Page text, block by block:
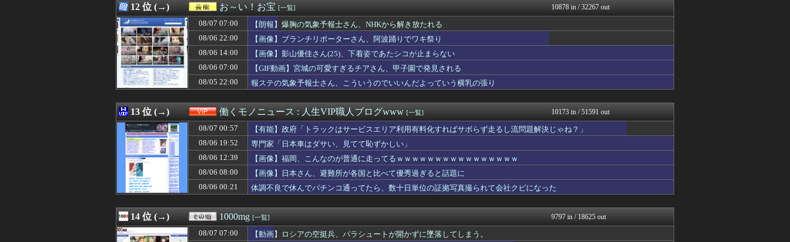
08/07 06:03
【緊急速報】韓国サッカー協会、ガチでワールドカップ予選での審判への性接待がバレ...
【サッカー まとめ】サカラ...
08/07 06:03
【画像】お前の姉ちゃんがこんなパンティみたいな服を着てきたらどうする？
いたしん！
08/07 06:03
何の相談もなく二重整形した彼氏から「怒らないでね」と写真が届いた。大切だった人...
08/07 06:03
ジャンポケ斉藤「同意があったんです。本当です。信じて下さい」 ←何でこの主張が...
08/07 06:02
【悲報】任天堂決算 スイッチ2本体『382万台(前年比34.4%減)』スイッチ...
mutyunのゲーム+αブ...
08/07 06:01
去年10月にゲーミングPC買おうと思ったけどもう少し後でいいやで時期逃したらう...
PCパーツまとめ
08/07 06:01
【画像】『菓子パン』だけ食べてる男の部屋、ガチでエグいwwwwww
08/07 06:01
PCパーツ高すぎて自作する人減ってるよな
08/07 06:01
【育成成功】山口航輝(ロ)、お前らの想像の8倍くらい打ちまくってる
なんJ PRIDE
08/07 06:01
【ウマ娘】あの目をしているドンちゃん。「どんどん美味しく実る…♡」
ウマ娘まとめ速報うまろぐ
08/07 06:00
覇権漫画ワンピースの主人公モンキー・D・ルフィさん、変わり果てた姿で発見される...
ジャンプ速報
08/07 06:00
【FGO】チャイナドレス バーヴァン・シー Fate/GrandOrderのイ...
FGOまとめ速報
08/07 06:00
【ウルトラマン】ウルサマ後期のステージ観てきたんだけど
08/07 06:00
【遊戯王情報】闘いのロード 孔雀舞「城之内克也戦」紹介
スターライト速報 -遊戯王...
08/07 06:00
【ガチ朗報】関東、もう真夏の暑さが終わるかも
オレ的ゲーム速報＠刃
08/07 06:00
ミノルのRUST配信見てたけど、マジでたいじリスナー民度低すぎだろ…
08/07 06:00
【動画】えちえち巨乳JD2人組、川遊び中にチャラ男にナンパされるｗ
妹はVIPPER
08/07 06:00
J1鹿島、公式SNS総フォロワー数が296万人超えでJクラブ最多に 海外発信強...
footballnet【サ...
08/07 06:00
週刊少年ジャンプさん ついに100万部を割ってしまう
Y速報
08/07 06:00
昨季60本塁打・OPS.948の『カル・ローリー』さんの今季の成績
日刊やきう速報
08/07 06:00
【画像】女の子「ど、どどどどこ見てるんですかッ！」
ぴこ速(〃'∇'〃)？
08/07 06:00
小坂菜緒の最新『下半身』ガチでエグいって・・・
12 位 (→) お～い！お宝 [一覧] 10878 in / 32267 out
08/07 07:00
【朗報】爆胸の気象予報士さん、NHKから解き放たれる
08/06 22:00
【画像】ブランチリポーターさん、阿波踊りでワキ祭り
08/06 14:00
【画像】影山優佳さん(25)、下着姿であたシコが止まらない
08/06 07:00
【GIF動画】宮城の可愛すぎるチアさん、甲子園で発見される
08/05 22:00
報ステの気象予報士さん、こういうのでいいんだよっていう横乳の張り
13 位 (→) 働くモノニュース : 人生VIP職人ブログwww [一覧] 10173 in / 51591 out
08/07 00:57
【有能】政府「トラックはサービスエリア利用有料化すればサボらず走るし流問題解決じゃね？」
08/06 19:52
専門家「日本車はダサい、見てて恥ずかしい」
08/06 12:39
【画像】福岡、こんなのが普通に走ってるｗｗｗｗｗｗｗｗｗｗｗｗｗｗｗｗ
08/06 08:00
【画像】日本さん、避難所が各国と比べて優秀過ぎると話題に
08/06 00:21
体調不良で休んでパチンコ通ってたら、数十日単位の証拠写真撮られて会社クビになった
14 位 (→) 1000mg [一覧] 9797 in / 18625 out
08/07 07:00
【動画】ロシアの空挺兵、パラシュートが開かずに墜落してしまう。